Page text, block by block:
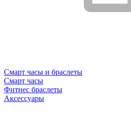
Смарт часы и браслеты
Смарт часы
Фитнес браслеты
Аксессуары